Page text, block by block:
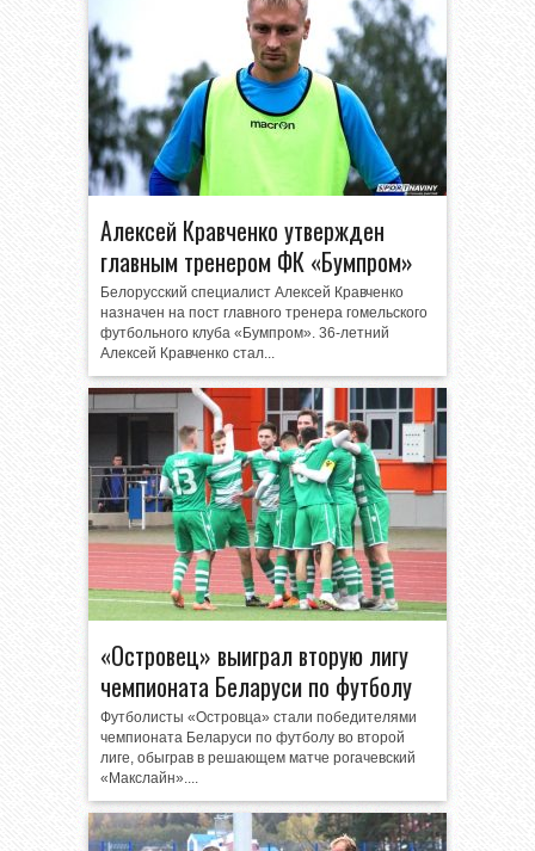
Алексей Кравченко утвержден
главным тренером ФК «Бумпром»
Белорусский специалист Алексей Кравченко
назначен на пост главного тренера гомельского
футбольного клуба «Бумпром». 36-летний
Алексей Кравченко стал...
«Островец» выиграл вторую лигу
чемпионата Беларуси по футболу
Футболисты «Островца» стали победителями
чемпионата Беларуси по футболу во второй
лиге, обыграв в решающем матче рогачевский
«Макслайн»....